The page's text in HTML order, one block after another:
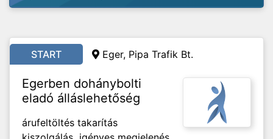
START Eger, Pipa Trafik Bt.
Egerben dohánybolti
eladó álláslehetőség
árufeltöltés takarítás